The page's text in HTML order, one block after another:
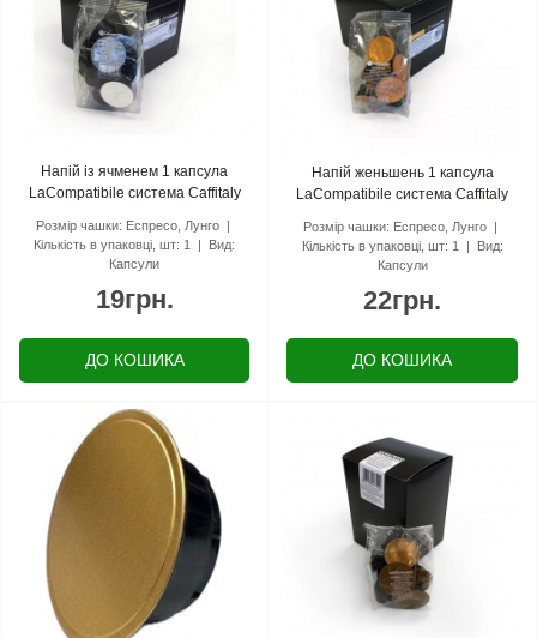
Напій із ячменем 1 капсула
LaCompatibile система Caffitaly
Розмір чашки: Еспресо, Лунго
Кількість в упаковці, шт: 1
Вид:
Капсули
19грн.
ДО КОШИКА
Напій женьшень 1 капсула
LaCompatibile система Caffitaly
Розмір чашки: Еспресо, Лунго
Кількість в упаковці, шт: 1
Вид:
Капсули
22грн.
ДО КОШИКА